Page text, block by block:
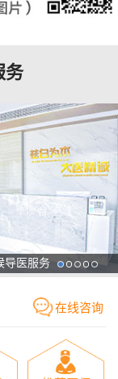
务
导医服务
在线咨询